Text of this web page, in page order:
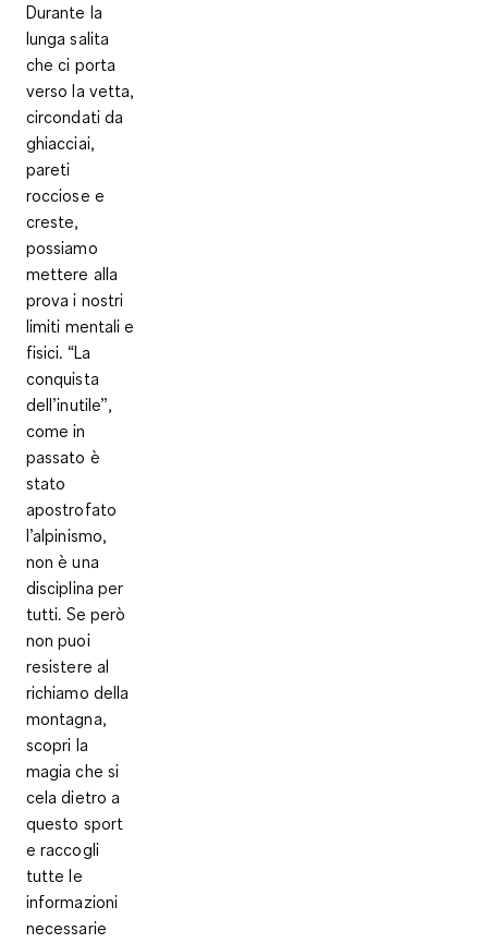
Durante la
lunga salita
che ci porta
verso la vetta,
circondati da
ghiacciai,
pareti
rocciose e
creste,
possiamo
mettere alla
prova i nostri
limiti mentali e
fisici. “La
conquista
dell’inutile”,
come in
passato è
stato
apostrofato
l’alpinismo,
non è una
disciplina per
tutti. Se però
non puoi
resistere al
richiamo della
montagna,
scopri la
magia che si
cela dietro a
questo sport
e raccogli
tutte le
informazioni
necessarie